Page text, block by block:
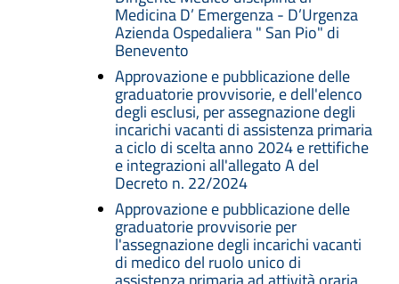
Medicina D’ Emergenza - D’Urgenza
Azienda Ospedaliera " San Pio" di
Benevento
Approvazione e pubblicazione delle
graduatorie provvisorie, e dell'elenco
degli esclusi, per assegnazione degli
incarichi vacanti di assistenza primaria
a ciclo di scelta anno 2024 e rettifiche
e integrazioni all'allegato A del
Decreto n. 22/2024
Approvazione e pubblicazione delle
graduatorie provvisorie per
l'assegnazione degli incarichi vacanti
di medico del ruolo unico di